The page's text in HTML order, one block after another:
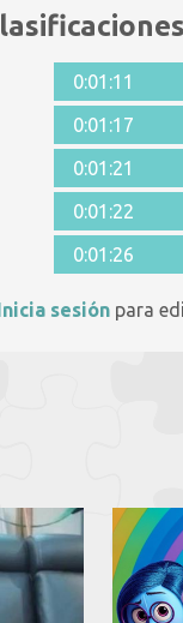
0:01:11
0:01:17
0:01:21
0:01:22
0:01:26
sesión para